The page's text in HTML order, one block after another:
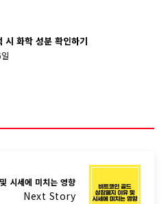
시 화학 성분 확인하기
시세에 미치는 영향
Next Story